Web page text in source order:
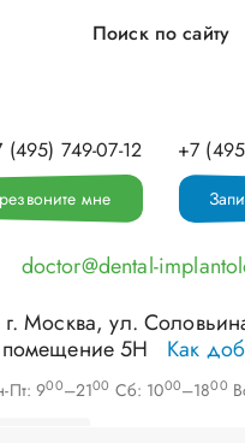
Поиск по сайту
(495) 749-07-12 +7
мне
doctor@dental-
Москва,ул.
помещение 5Н
Как
Пт: 900–2100 Сб: 1000–1800